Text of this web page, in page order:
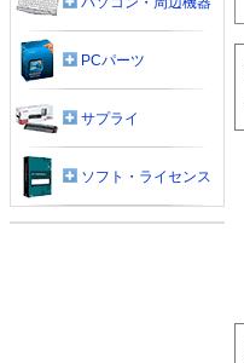
PCパーツ
サプライ
ソフト・ライセンス